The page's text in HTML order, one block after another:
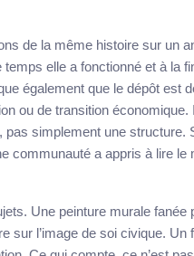
de la même histoire sur un
elle a fonctionné et à la
également que le dépôt est
ou de transition
simplement une structure.
communauté a appris à lire
Une peinture murale
sur l’image de soi civique.